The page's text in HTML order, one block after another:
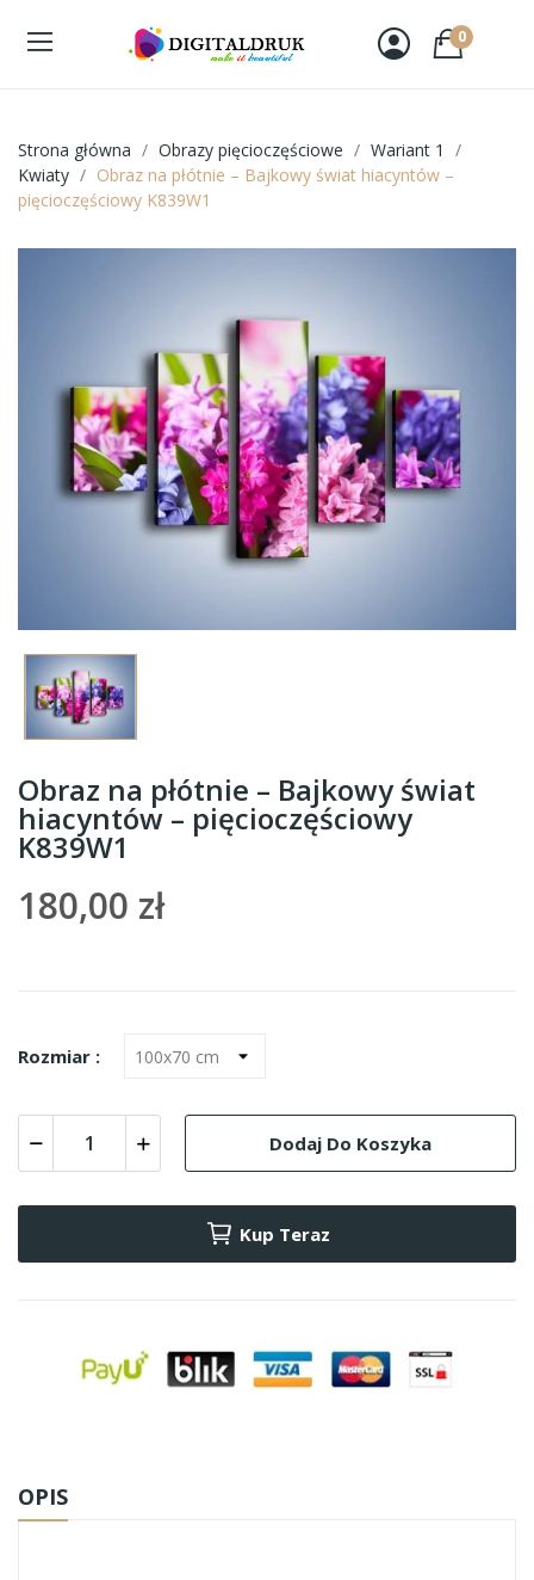
0
Strona główna Obrazy pięcioczęściowe
Wariant 1
Kwiaty
Obraz na płótnie – Bajkowy świat hiacyntów –
pięcioczęściowy K839W1
Obraz na płótnie – Bajkowy świat
hiacyntów – pięcioczęściowy
K839W1
180,00 zł
Rozmiar :
Dodaj Do Koszyka
Kup Teraz
OPIS